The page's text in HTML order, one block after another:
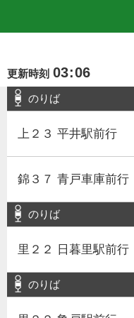
更新時刻 03:06
のりば
上２３ 平井駅前行
錦３７ 青戸車庫前行
のりば
里２２ 日暮里駅前行
のりば